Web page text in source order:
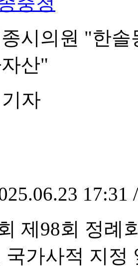
시의원 "한
산"
자
17:31
제98회 정례
국가사적 지정